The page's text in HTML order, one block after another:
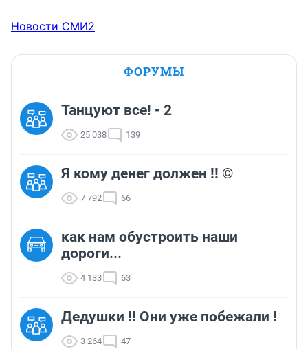
Новости СМИ2
ФОРУМЫ
Танцуют все! - 2
25 038 139
Я кому денег должен !! ©
7 792 66
как нам обустроить наши
дороги...
4 133 63
Дедушки !! Они уже побежали !
3 264 47